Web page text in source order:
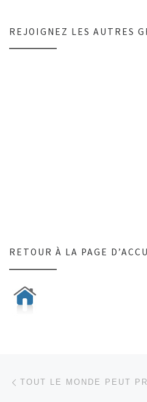
REJOIGNEZ LES AUTRES
RETOUR À LA PAGE
Parcourir les